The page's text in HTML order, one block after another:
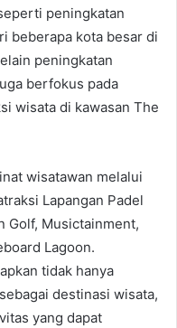
peningkatan
beberapa kota besar di
peningkatan
berfokus pada
wisata di kawasan The
wisatawan melalui
Lapangan Padel
Golf, Musictainment,
Lagoon.
tidak hanya
destinasi wisata,
yang dapat